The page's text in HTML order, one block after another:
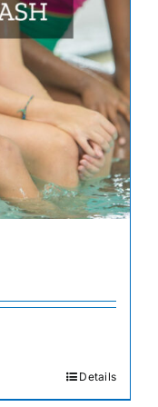
Details